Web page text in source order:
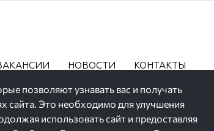
НОВОСТИ
КОНТАКТЫ
данных,
позволяют узнавать вас и получать
Это необходимо для улучшения
использовать сайт и предоставляя